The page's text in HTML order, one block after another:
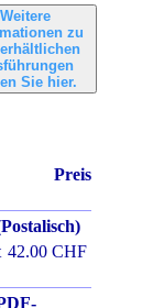
Weitere
zu
Sie hier.
Preis
42.00 CHF